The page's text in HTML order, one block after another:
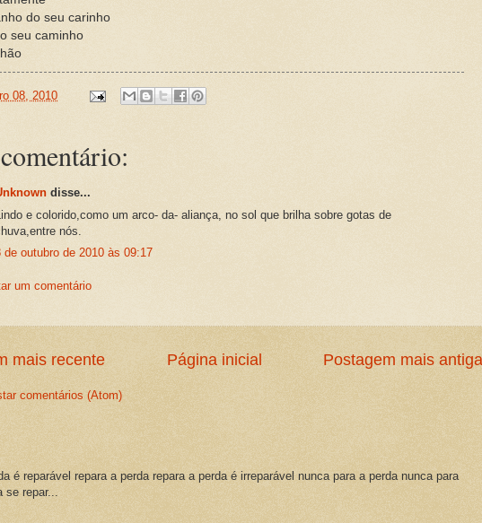
do seu carinho
seu caminho
08, 2010
disse...
e colorido,como um arco- da- aliança, no sol que brilha sobre gotas de
nós.
de outubro de 2010 às 09:17
um comentário
mais recente Postagem mais antiga
Página inicial
comentários (Atom)
é reparável repara a perda repara a perda é irreparável nunca para a perda nunca para
repar...